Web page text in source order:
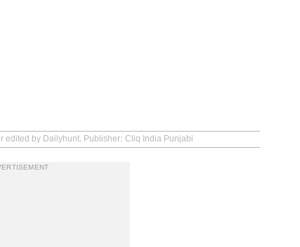
edited by Dailyhunt. Publisher: Cliq India Punjabi